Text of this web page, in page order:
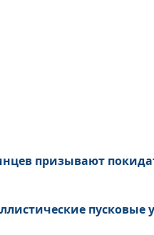
призывают
пусковые